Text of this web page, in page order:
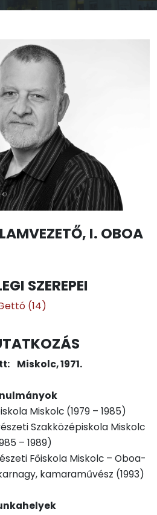
I. OBOA
SZEREPEI
(14)
Miskolc, 1971.
Miskolc (1979 – 1985)
Szakközépiskola Miskolc
– 1989)
Főiskola Miskolc – Oboa-
kamaraművész (1993)